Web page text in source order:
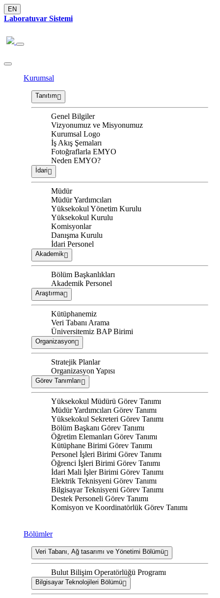
EN
Laboratuvar Sistemi
Kurumsal
Tanıtım
Genel Bilgiler
Vizyonumuz ve Misyonumuz
Kurumsal Logo
İş Akış Şemaları
Fotoğraflarla EMYO
Neden EMYO?
İdari
Müdür
Müdür Yardımcıları
Yüksekokul Yönetim Kurulu
Yüksekokul Kurulu
Komisyonlar
Danışma Kurulu
İdari Personel
Akademik
Bölüm Başkanlıkları
Akademik Personel
Araştırma
Kütüphanemiz
Veri Tabanı Arama
Üniversitemiz BAP Birimi
Organizasyon
Stratejik Planlar
Organizasyon Yapısı
Görev Tanımları
Yüksekokul Müdürü Görev Tanımı
Müdür Yardımcıları Görev Tanımı
Yüksekokul Sekreteri Görev Tanımı
Bölüm Başkanı Görev Tanımı
Öğretim Elemanları Görev Tanımı
Kütüphane Birimi Görev Tanımı
Personel İşleri Birimi Görev Tanımı
Öğrenci İşleri Birimi Görev Tanımı
İdari Mali İşler Birimi Görev Tanımı
Elektrik Teknisyeni Görev Tanımı
Bilgisayar Teknisyeni Görev Tanımı
Destek Personeli Görev Tanımı
Komisyon ve Koordinatörlük Görev Tanımı
Bölümler
Veri Tabanı, Ağ tasarımı ve Yönetimi Bölümü
Bulut Bilişim Operatörlüğü Programı
Bilgisayar Teknolojileri Bölümü